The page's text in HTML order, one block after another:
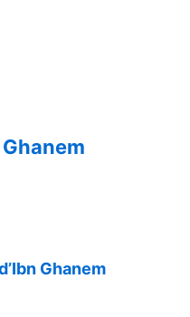
Ghanem